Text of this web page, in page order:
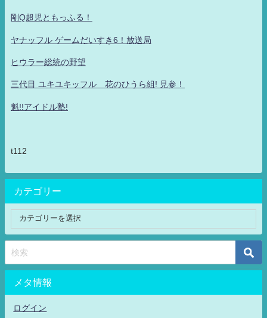
剛Q超児ともっふる！
ヤナッフル ゲームだいすき6！放送局
ヒウラー総統の野望
三代目 ユキユキッフル 花のひうら組! 見参！
魁!!アイドル塾!
t112
カテゴリー
メタ情報
ログイン